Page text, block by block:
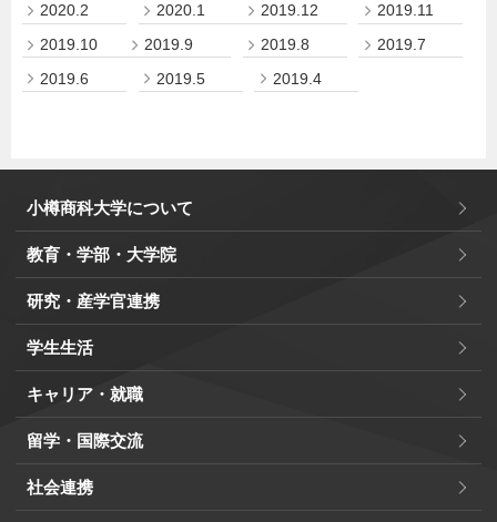
2020.2
2020.1 2019.12
2019.11
2019.10
2019.9 2019.8
2019.7
2019.6
2019.5 2019.4
小樽商科大学について
教育・学部・大学院
研究・産学官連携
学生生活
キャリア・就職
留学・国際交流
社会連携